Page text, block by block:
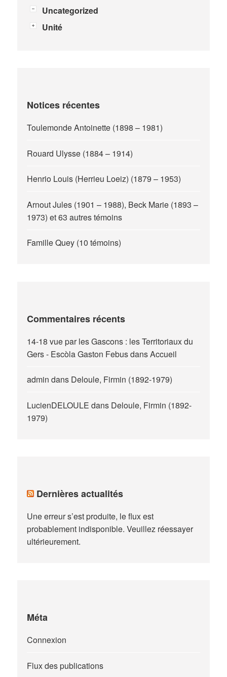
Uncategorized
Unité
Notices récentes
Toulemonde Antoinette (1898 – 1981)
Rouard Ulysse (1884 – 1914)
Henrio Louis (Herrieu Loeiz) (1879 – 1953)
Arnout Jules (1901 – 1988), Beck Marie (1893 –
1973) et 63 autres témoins
Famille Quey (10 témoins)
Commentaires récents
14-18 vue par les Gascons : les Territoriaux du
Gers - Escòla Gaston FebusdansAccueil
admin dans Deloule, Firmin (1892-1979)
LucienDELOULE dans Deloule, Firmin (1892-
1979)
Dernières actualités
Une erreur s’est produite, le flux est
probablement indisponible. Veuillez réessayer
ultérieurement.
Méta
Connexion
Flux des publications